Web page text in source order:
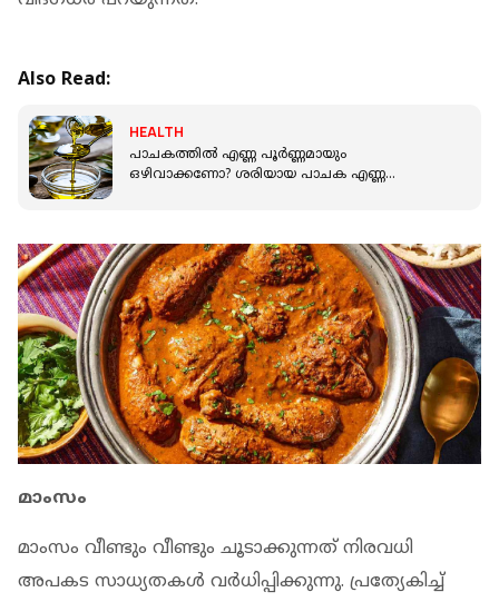
Also Read:
HEALTH
പാചകത്തിൽ എണ്ണ പൂർണ്ണമായും
ഒഴിവാക്കണോ? ശരിയായ പാചക എണ്ണ
മാംസം
മാംസം വീണ്ടും വീണ്ടും ചൂടാക്കുന്നത് നിരവധി
അപകട സാധ്യതകള്‍ വര്‍ധിപ്പിക്കുന്നു. പ്രത്യേകിച്ച്